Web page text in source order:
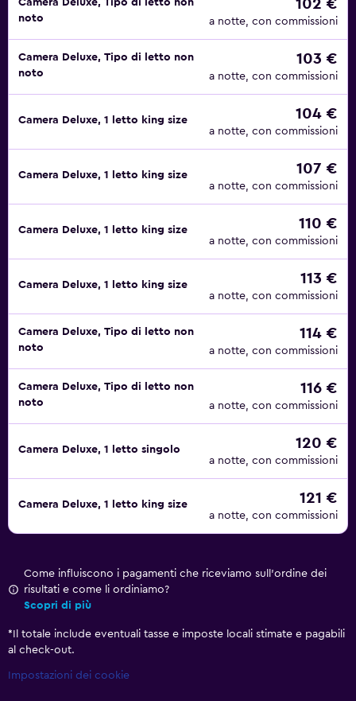
Camera Deluxe, Tipo di letto non
noto
102 €
a notte, con commissioni
Camera Deluxe, Tipo di letto non
noto
103 €
a notte, con commissioni
Camera Deluxe, 1 letto king size 104 €
a notte, con commissioni
Camera Deluxe, 1 letto king size 107 €
a notte, con commissioni
Camera Deluxe, 1 letto king size 110 €
a notte, con commissioni
Camera Deluxe, 1 letto king size 113 €
a notte, con commissioni
Camera Deluxe, Tipo di letto non
noto
114 €
a notte, con commissioni
Camera Deluxe, Tipo di letto non
noto
116 €
a notte, con commissioni
Camera Deluxe, 1 letto singolo 120 €
a notte, con commissioni
Camera Deluxe, 1 letto king size 121 €
a notte, con commissioni
Come influiscono i pagamenti che riceviamo sull'ordine dei
risultati e come li ordiniamo?
Scopri di più
* Il totale include eventuali tasse e imposte locali stimate e pagabili
al check-out.
Impostazioni dei cookie